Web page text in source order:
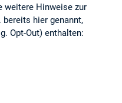
weitere Hinweise zur
bereits hier genannt,
Opt-Out) enthalten: